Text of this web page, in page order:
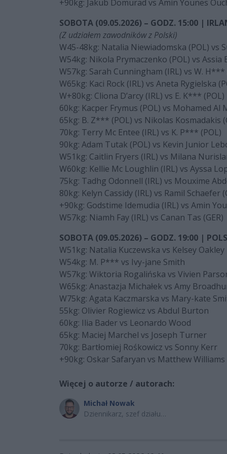
+90kg: Jakub Domurad vs Amin Younes
SOBOTA (09.05.2026) – GODZ. 15:00 |
(Z udziałem zawodników z Polski)
W45-48kg: Natalia Niewiadomska (POL) vs
W54kg: Nikola Prymaczenko (POL) vs Assia
W57kg: Sarah Cunningham (IRL) vs W. H***
W65kg: Kaci Rock (IRL) vs Aneta Rygielska
W+80kg: Cliona D’arcy (IRL) vs E. K*** (POL)
60kg: Kacper Frymus (POL) vs Mohamed Al
65kg: B. Z*** (POL) vs Nikolas Kosmadakis
70kg: Terry Mc Entee (IRL) vs K. P*** (POL)
90kg: Adam Tutak (POL) vs Kevin Junior
W51kg: Caitlin Fryers (IRL) vs Milana
W60kg: Kellie Mc Loughlin (IRL) vs Ayssa
75kg: Tadhg Odonnell (IRL) vs Mouxime
80kg: Kelyn Cassidy (IRL) vs Ramil Schaefer
+90kg: Godstime Idemudia (IRL) vs Amin
W57kg: Niamh Fay (IRL) vs Canan Tas (GER)
SOBOTA (09.05.2026) – GODZ. 19:00 |
W51kg: Natalia Kuczewska vs Kelsey Oakley
W54kg: M. P*** vs Ivy-jane Smith
W57kg: Wiktoria Rogalińska vs Vivien
W65kg: Anastazja Michałek vs Amy
W75kg: Agata Kaczmarska vs Mary-kate
55kg: Olivier Rogiewicz vs Abdul Burton
60kg: Ilia Bader vs Leonardo Wood
65kg: Maciej Marchel vs Joseph Turner
70kg: Bartłomiej Rośkowicz vs Sonny Kerr
+90kg: Oskar Safaryan vs Matthew Williams
Więcej o autorze / autorach:
Michał Nowak
Dziennikarz, szef działu